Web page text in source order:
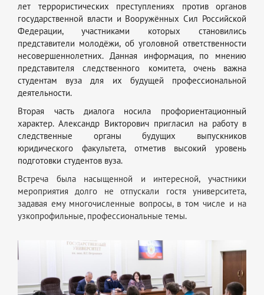
лет террористических преступлениях против органов
государственной власти и Вооружённых Сил Российской
Федерации, участниками которых становились
представители молодёжи, об уголовной ответственности
несовершеннолетних. Данная информация, по мнению
представителя следственного комитета, очень важна
студентам вуза для их будущей профессиональной
деятельности.
Вторая часть диалога носила профориентационный
характер. Александр Викторович пригласил на работу в
следственные органы будущих выпускников
юридического факультета, отметив высокий уровень
подготовки студентов вуза.
Встреча была насыщенной и интересной, участники
мероприятия долго не отпускали гостя университета,
задавая ему многочисленные вопросы, в том числе и на
узкопрофильные, профессиональные темы.